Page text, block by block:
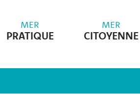
MER
PRATIQUE
MER
CITOYENNE